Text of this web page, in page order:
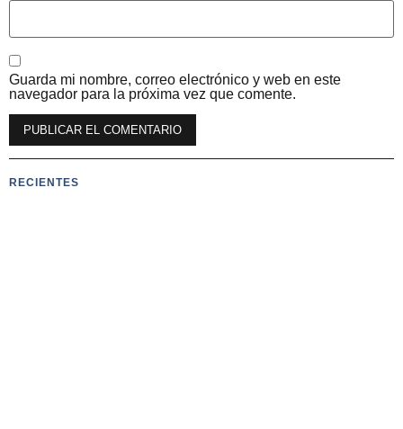
Guarda mi nombre, correo electrónico y web en este
navegador para la próxima vez que comente.
RECIENTES